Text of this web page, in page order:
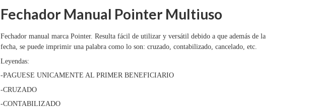
Fechador Manual Pointer Multiuso
Fechador manual marca Pointer. Resulta fácil de utilizar y versátil debido a que además de la
fecha, se puede imprimir una palabra como lo son: cruzado, contabilizado, cancelado, etc.
Leyendas:
-PAGUESE UNICAMENTE AL PRIMER BENEFICIARIO
-CRUZADO
-CONTABILIZADO